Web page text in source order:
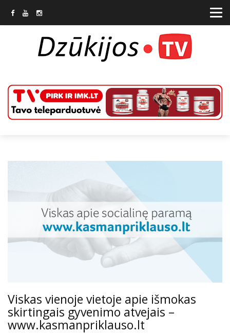
Viskas vienoje vietoje apie išmokas
skirtingais gyvenimo atvejais –
www.kasmanpriklauso.lt